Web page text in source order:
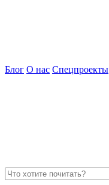
Блог О нас Спецпроекты